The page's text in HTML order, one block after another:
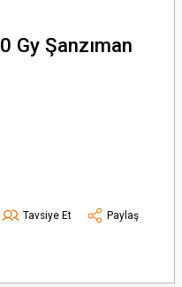
Gy Şanzıman
Tavsiye Et
Paylaş